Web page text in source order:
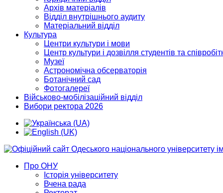
Архів матеріалів
Відділ внутрішнього аудиту
Матеріальний відділ
Культура
Центри культури і мови
Центр культури і дозвілля студентів та
Музеї
Астрономічна обсерваторія
Ботанічний сад
Фотогалереї
Військово-мобілізаційний відділ
Вибори ректора 2026
Про ОНУ
Історія університету
Вчена рада